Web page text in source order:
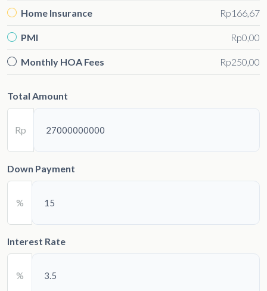
Home Insurance Rp166,67
PMI Rp0,00
Monthly HOA Fees Rp250,00
Total Amount
Rp
Down Payment
%
Interest Rate
%